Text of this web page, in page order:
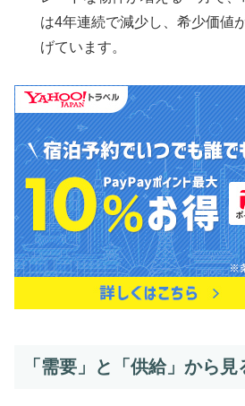
は4年連続で減少し、希少価値
げています。
「需要」と「供給」から